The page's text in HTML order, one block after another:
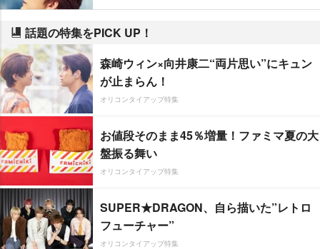
話題の特集をPICK UP！
森崎ウィン×向井康二“両片思い”にキュン
が止まらん！
オリコンタイアップ特集
お値段そのまま45％増量！ファミマ夏の大
盤振る舞い
オリコンタイアップ特集
SUPER★DRAGON、自ら描いた”レトロ
フューチャー”
オリコンタイアップ特集